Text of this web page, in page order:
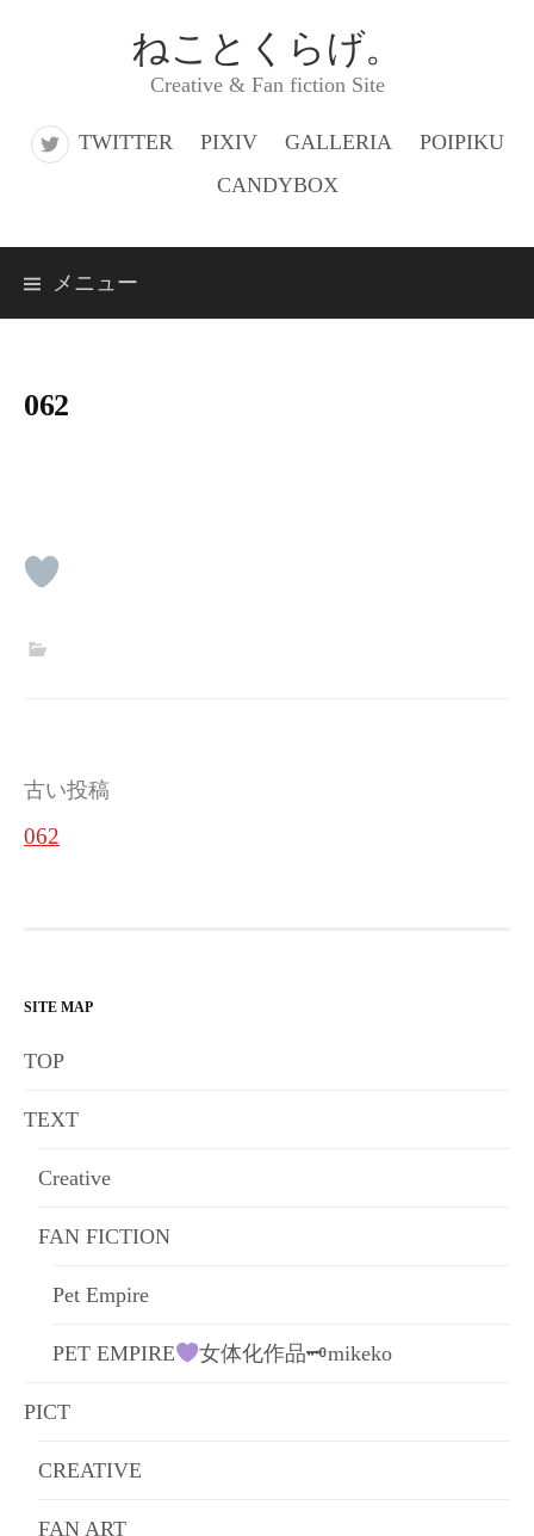
ス
ねことくらげ。
Creative & Fan fiction Site
TWITTER PIXIV GALLERIA
POIPIKU
CANDYBOX
メニュー
062
投
稿
ー
シ
ン
古い投稿
062
SITE MAP
TOP
TEXT
Creative
FAN FICTION
Pet Empire
PET EMPIRE 女体化作品🗝mikeko
PICT
CREATIVE
FAN ART